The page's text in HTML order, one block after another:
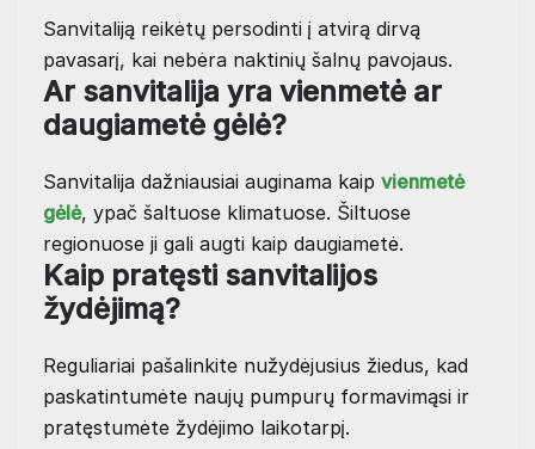
Sanvitaliją reikėtų persodinti į atvirą dirvą
pavasarį, kai nebėra naktinių šalnų pavojaus.
Ar sanvitalija yra vienmetė ar
daugiametė gėlė?
Sanvitalija dažniausiai auginama kaip vienmetė
gėlė, ypač šaltuose klimatuose. Šiltuose
regionuose ji gali augti kaip daugiametė.
Kaip pratęsti sanvitalijos
žydėjimą?
Reguliariai pašalinkite nužydėjusius žiedus, kad
paskatintumėte naujų pumpurų formavimąsi ir
pratęstumėte žydėjimo laikotarpį.